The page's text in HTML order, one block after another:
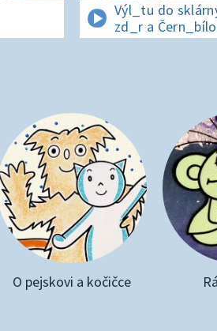
Výl_tu do
zd_r a
O pejskovi a kočičce